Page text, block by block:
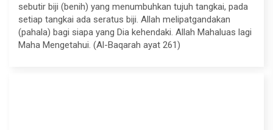
sebutir biji (benih) yang menumbuhkan tujuh tangkai, pada
setiap tangkai ada seratus biji. Allah melipatgandakan
(pahala) bagi siapa yang Dia kehendaki. Allah Mahaluas lagi
Maha Mengetahui. (Al-Baqarah ayat 261)